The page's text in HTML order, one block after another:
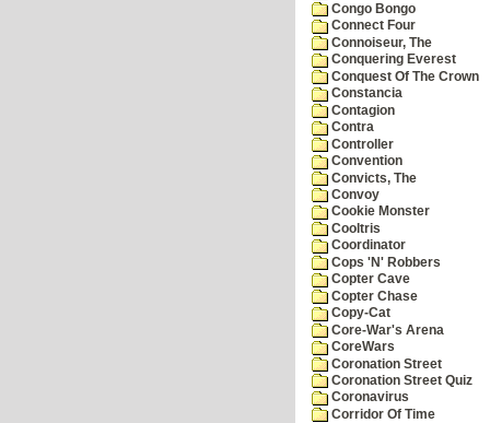
Congo Bongo
Connect Four
Connoiseur, The
Conquering Everest
Conquest Of The Crown
Constancia
Contagion
Contra
Controller
Convention
Convicts, The
Convoy
Cookie Monster
Cooltris
Coordinator
Cops 'N' Robbers
Copter Cave
Copter Chase
Copy-Cat
Core-War's Arena
CoreWars
Coronation Street
Coronation Street Quiz
Coronavirus
Corridor Of Time